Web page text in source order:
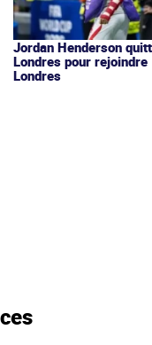
Jordan Henderson
Londres pour rejoindre
Londres